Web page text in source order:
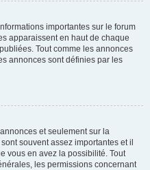
importantes sur le forum
apparaissent en haut de chaque
Tout comme les annonces
annonces sont définies par les
et seulement sur la
souvent assez importantes et il
vous en avez la possibilité. Tout
les permissions concernant